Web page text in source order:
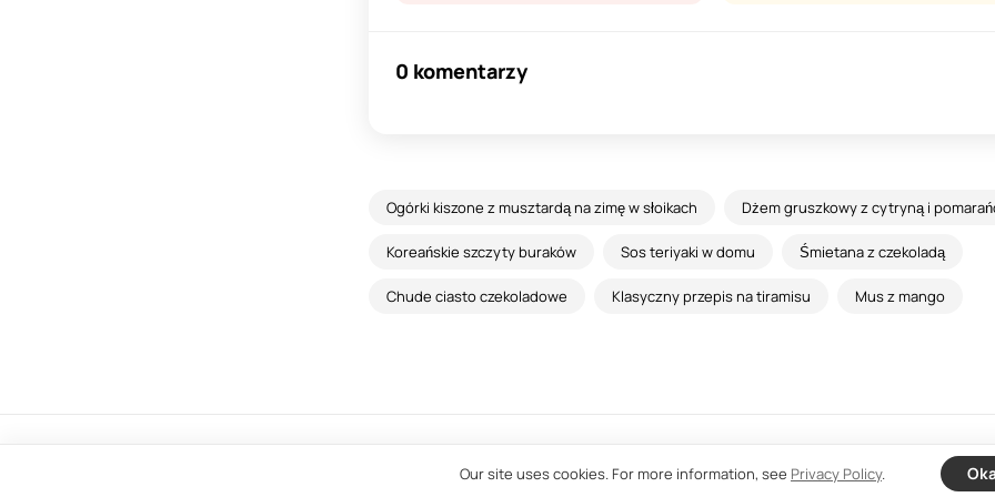
0 komentarzy
Ogórki kiszone z musztardą na zimę w słoikach Dżem gruszkowy z cytryną i
Koreańskie szczyty buraków Sos teriyaki w domu Śmietana z czekoladą
Chude ciasto czekoladowe Klasyczny przepis na tiramisu Mus z mango
Our site uses cookies. For more information, see Privacy Policy.